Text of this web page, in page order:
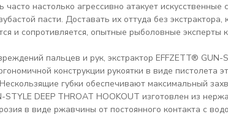
часто настолько агрессивно атакует
пасти. Доставать их оттуда без
и сопротивляется, опытные рыболовные эксперты
пальцев и рук, экстрактор EFFZETT® GUN-
конструкции рукоятки в виде пистолета
губки обеспечивают максимальный
STYLE DEEP THROAT HOOKOUT изготовлен из
в виде ржавчины от постоянного контакта с